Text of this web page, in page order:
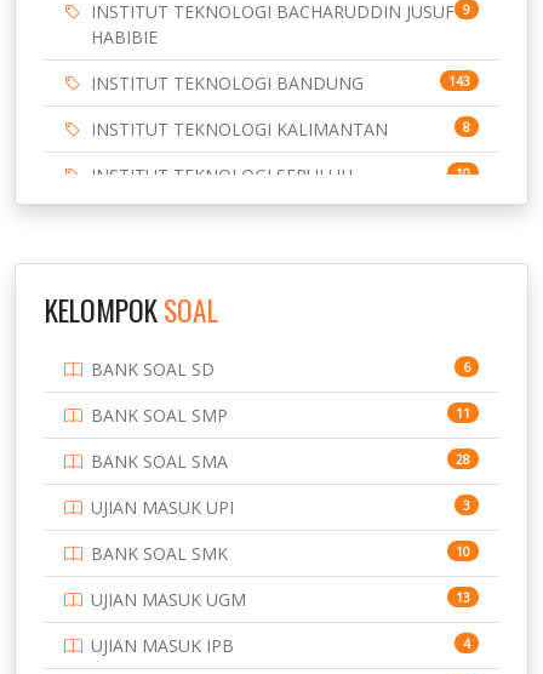
INSTITUT TEKNOLOGI BACHARUDDIN JUSUF
HABIBIE
9
INSTITUT TEKNOLOGI BANDUNG 143
INSTITUT TEKNOLOGI KALIMANTAN 8
INSTITUT TEKNOLOGI SEPULUH
NOVEMBER
10
3
169
7
PTDI STTD 4
133
SMA 146
SMK 231
KELOMPOKSOAL
BANK SOAL SD 6
BANK SOAL SMP 11
BANK SOAL SMA 28
UJIAN MASUK UPI 3
BANK SOAL SMK 10
UJIAN MASUK UGM 13
UJIAN MASUK IPB 4